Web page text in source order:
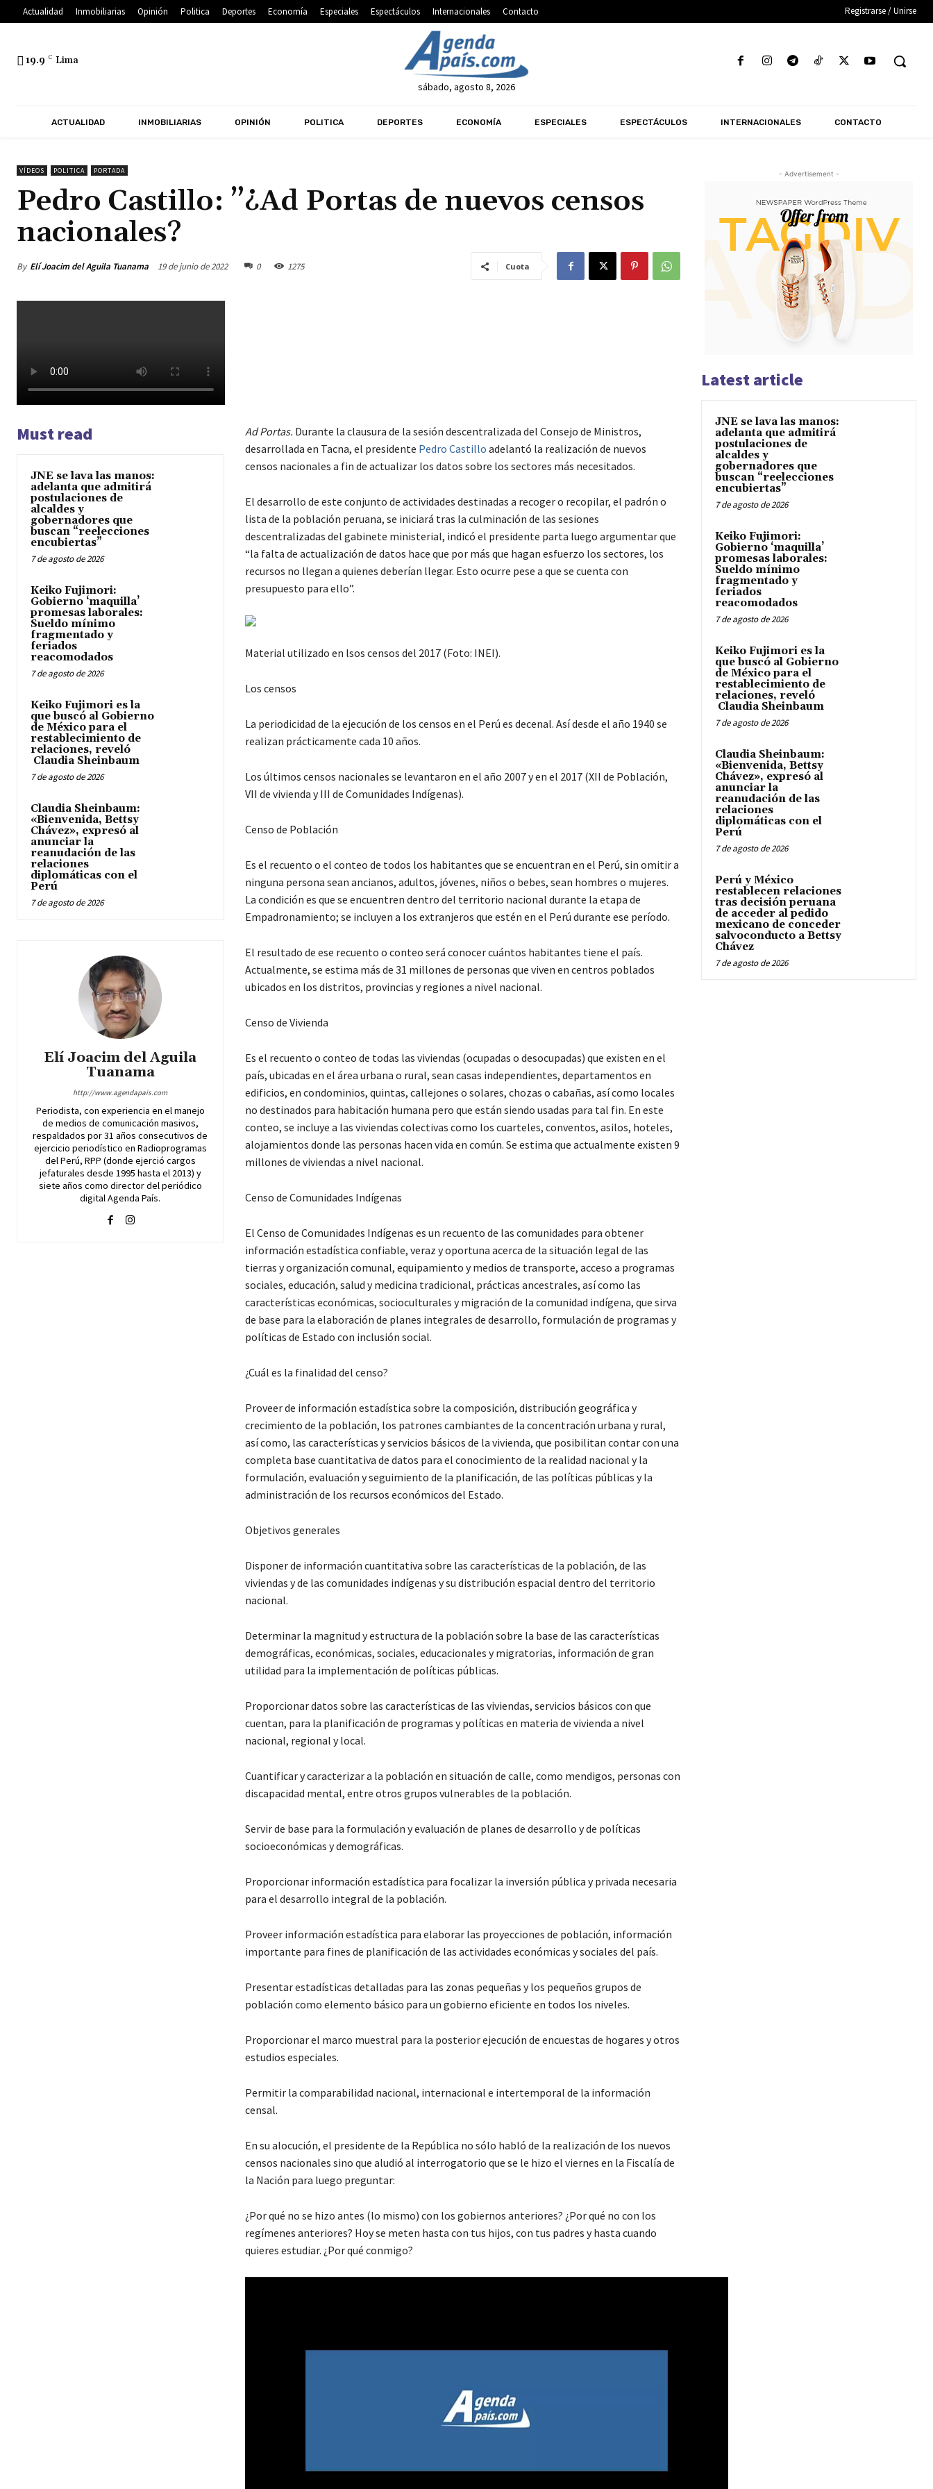
Actualidad Inmobiliarias Opinión Politica Deportes Economía Especiales Espectáculos Internacionales Contacto Registrarse / Unirse
19.9 C Lima
sábado, agosto 8, 2026
ACTUALIDAD INMOBILIARIAS OPINIÓN POLITICA DEPORTES ECONOMÍA ESPECIALES ESPECTÁCULOS INTERNACIONALES CONTACTO
VÍDEOS POLITICA PORTADA
Pedro Castillo: ”¿Ad Portas de nuevos censos
nacionales?
By Elí Joacim del Aguila Tuanama 19 de junio de 2022 0 1275 Cuota
Must read
JNE se lava las manos:
adelanta que admitirá
postulaciones de
alcaldes y
gobernadores que
buscan “reelecciones
encubiertas”
7 de agosto de 2026
Keiko Fujimori:
Gobierno ‘maquilla’
promesas laborales:
Sueldo mínimo
fragmentado y
feriados
reacomodados
7 de agosto de 2026
Keiko Fujimori es la
que buscó al Gobierno
de México para el
restablecimiento de
relaciones, reveló
Claudia Sheinbaum
7 de agosto de 2026
Claudia Sheinbaum:
«Bienvenida, Bettsy
Chávez», expresó al
anunciar la
reanudación de las
relaciones
diplomáticas con el
Perú
7 de agosto de 2026
Elí Joacim del Aguila
Tuanama
http://www.agendapais.com
Periodista, con experiencia en el manejo
de medios de comunicación masivos,
respaldados por 31 años consecutivos de
ejercicio periodístico en Radioprogramas
del Perú, RPP (donde ejerció cargos
jefaturales desde 1995 hasta el 2013) y
siete años como director del periódico
digital Agenda País.
Ad Portas. Durante la clausura de la sesión descentralizada del Consejo de Ministros,
desarrollada en Tacna, el presidente Pedro Castillo adelantó la realización de nuevos
censos nacionales a fin de actualizar los datos sobre los sectores más necesitados.
El desarrollo de este conjunto de actividades destinadas a recoger o recopilar, el padrón o
lista de la población peruana, se iniciará tras la culminación de las sesiones
descentralizadas del gabinete ministerial, indicó el presidente parta luego argumentar que
“la falta de actualización de datos hace que por más que hagan esfuerzo los sectores, los
recursos no llegan a quienes deberían llegar. Esto ocurre pese a que se cuenta con
presupuesto para ello”.
Material utilizado en lsos censos del 2017 (Foto: INEI).
Los censos
La periodicidad de la ejecución de los censos en el Perú es decenal. Así desde el año 1940 se
realizan prácticamente cada 10 años.
Los últimos censos nacionales se levantaron en el año 2007 y en el 2017 (XII de Población,
VII de vivienda y III de Comunidades Indígenas).
Censo de Población
Es el recuento o el conteo de todos los habitantes que se encuentran en el Perú, sin omitir a
ninguna persona sean ancianos, adultos, jóvenes, niños o bebes, sean hombres o mujeres.
La condición es que se encuentren dentro del territorio nacional durante la etapa de
Empadronamiento; se incluyen a los extranjeros que estén en el Perú durante ese período.
El resultado de ese recuento o conteo será conocer cuántos habitantes tiene el país.
Actualmente, se estima más de 31 millones de personas que viven en centros poblados
ubicados en los distritos, provincias y regiones a nivel nacional.
Censo de Vivienda
Es el recuento o conteo de todas las viviendas (ocupadas o desocupadas) que existen en el
país, ubicadas en el área urbana o rural, sean casas independientes, departamentos en
edificios, en condominios, quintas, callejones o solares, chozas o cabañas, así como locales
no destinados para habitación humana pero que están siendo usadas para tal fin. En este
conteo, se incluye a las viviendas colectivas como los cuarteles, conventos, asilos, hoteles,
alojamientos donde las personas hacen vida en común. Se estima que actualmente existen 9
millones de viviendas a nivel nacional.
Censo de Comunidades Indígenas
El Censo de Comunidades Indígenas es un recuento de las comunidades para obtener
información estadística confiable, veraz y oportuna acerca de la situación legal de las
tierras y organización comunal, equipamiento y medios de transporte, acceso a programas
sociales, educación, salud y medicina tradicional, prácticas ancestrales, así como las
características económicas, socioculturales y migración de la comunidad indígena, que sirva
de base para la elaboración de planes integrales de desarrollo, formulación de programas y
políticas de Estado con inclusión social.
¿Cuál es la finalidad del censo?
Proveer de información estadística sobre la composición, distribución geográfica y
crecimiento de la población, los patrones cambiantes de la concentración urbana y rural,
así como, las características y servicios básicos de la vivienda, que posibilitan contar con una
completa base cuantitativa de datos para el conocimiento de la realidad nacional y la
formulación, evaluación y seguimiento de la planificación, de las políticas públicas y la
administración de los recursos económicos del Estado.
Objetivos generales
Disponer de información cuantitativa sobre las características de la población, de las
viviendas y de las comunidades indígenas y su distribución espacial dentro del territorio
nacional.
Determinar la magnitud y estructura de la población sobre la base de las características
demográficas, económicas, sociales, educacionales y migratorias, información de gran
utilidad para la implementación de políticas públicas.
Proporcionar datos sobre las características de las viviendas, servicios básicos con que
cuentan, para la planificación de programas y políticas en materia de vivienda a nivel
nacional, regional y local.
Cuantificar y caracterizar a la población en situación de calle, como mendigos, personas con
discapacidad mental, entre otros grupos vulnerables de la población.
Servir de base para la formulación y evaluación de planes de desarrollo y de políticas
socioeconómicas y demográficas.
Proporcionar información estadística para focalizar la inversión pública y privada necesaria
para el desarrollo integral de la población.
Proveer información estadística para elaborar las proyecciones de población, información
importante para fines de planificación de las actividades económicas y sociales del país.
Presentar estadísticas detalladas para las zonas pequeñas y los pequeños grupos de
población como elemento básico para un gobierno eficiente en todos los niveles.
Proporcionar el marco muestral para la posterior ejecución de encuestas de hogares y otros
estudios especiales.
Permitir la comparabilidad nacional, internacional e intertemporal de la información
censal.
En su alocución, el presidente de la República no sólo habló de la realización de los nuevos
censos nacionales sino que aludió al interrogatorio que se le hizo el viernes en la Fiscalía de
la Nación para luego preguntar:
¿Por qué no se hizo antes (lo mismo) con los gobiernos anteriores? ¿Por qué no con los
regímenes anteriores? Hoy se meten hasta con tus hijos, con tus padres y hasta cuando
quieres estudiar. ¿Por qué conmigo?
- Advertisement -
Latest article
JNE se lava las manos:
adelanta que admitirá
postulaciones de
alcaldes y
gobernadores que
buscan “reelecciones
encubiertas”
7 de agosto de 2026
Keiko Fujimori:
Gobierno ‘maquilla’
promesas laborales:
Sueldo mínimo
fragmentado y
feriados
reacomodados
7 de agosto de 2026
Keiko Fujimori es la
que buscó al Gobierno
de México para el
restablecimiento de
relaciones, reveló
Claudia Sheinbaum
7 de agosto de 2026
Claudia Sheinbaum:
«Bienvenida, Bettsy
Chávez», expresó al
anunciar la
reanudación de las
relaciones
diplomáticas con el
Perú
7 de agosto de 2026
Perú y México
restablecen relaciones
tras decisión peruana
de acceder al pedido
mexicano de conceder
salvoconducto a Bettsy
Chávez
7 de agosto de 2026